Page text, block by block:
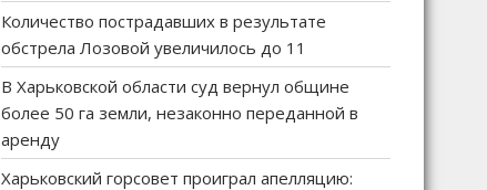
Количество пострадавших в результате
обстрела Лозовой увеличилось до 11
В Харьковской области суд вернул общине
более 50 га земли, незаконно переданной в
аренду
Харьковский горсовет проиграл апелляцию: